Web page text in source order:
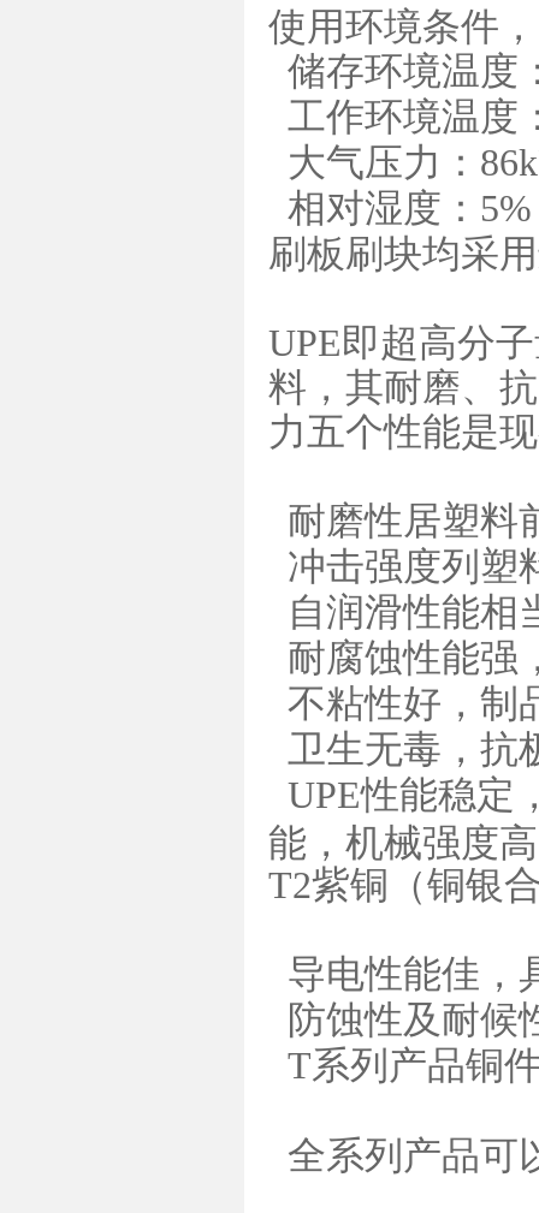
使用环境条件
储存环境温
工作环境温
大气压力：
相对湿度：5%
刷板刷块均采
UPE即超高分
料，其耐磨、
力五个性能是
耐磨性居塑料
冲击强度列塑
自润滑性能相
耐腐蚀性能强
不粘性好，制
卫生无毒，抗
UPE性能稳定
能，机械强度
T2紫铜（铜银
导电性能佳，
防蚀性及耐候
T系列产品铜
全系列产品可